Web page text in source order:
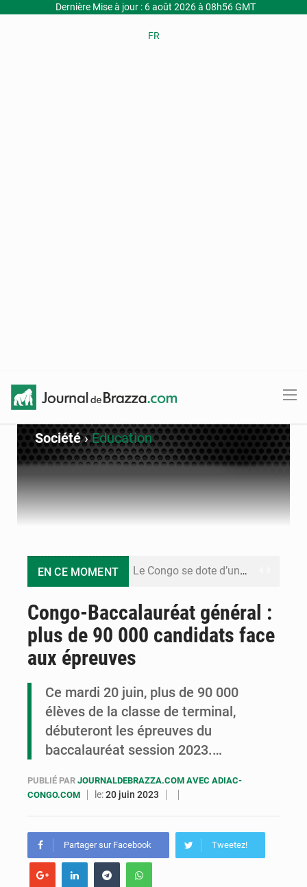
Dernière Mise à jour : 6 août 2026 à 08h56 GMT
FR
Société›Education
EN CE MOMENT Le Congo se dote d’un programme national pour valoriser les produits forestiers non ligneux
Cémac : la Commission présente à Denis Sassou N’Guesso sa feuille de route
Compétitions africaines : la CAF ferme la porte à l’AC Léopards et à l’AS Otohô
Congo-Baccalauréat général :
plus de 90 000 candidats face
aux épreuves
Ce mardi 20 juin, plus de 90 000
élèves de la classe de terminal,
débuteront les épreuves du
baccalauréat session 2023.…
PUBLIÉ PAR JOURNALDEBRAZZA.COM AVEC ADIAC-
CONGO.COM
le:20 juin 2023
Partager sur Facebook Tweetez!